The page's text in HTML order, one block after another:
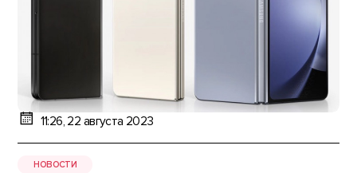
11:26, 22 августа 2023
НОВОСТИ